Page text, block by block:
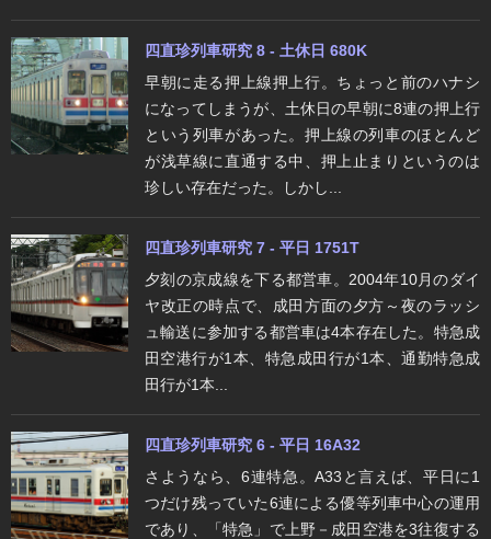
四直珍列車研究 8 - 土休日 680K
早朝に走る押上線押上行。ちょっと前のハナシ
になってしまうが、土休日の早朝に8連の押上行
という列車があった。押上線の列車のほとんど
が浅草線に直通する中、押上止まりというのは
珍しい存在だった。しかし...
四直珍列車研究 7 - 平日 1751T
夕刻の京成線を下る都営車。2004年10月のダイ
ヤ改正の時点で、成田方面の夕方～夜のラッシ
ュ輸送に参加する都営車は4本存在した。特急成
田空港行が1本、特急成田行が1本、通勤特急成
田行が1本...
四直珍列車研究 6 - 平日 16A32
さようなら、6連特急。A33と言えば、平日に1
つだけ残っていた6連による優等列車中心の運用
であり、「特急」で上野－成田空港を3往復する